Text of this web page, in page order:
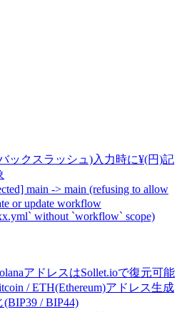
ックスラッシュ)入力時に¥(円)記
main -> main (refusing to allow
or update workflow
without `workflow` scope)
アドレスはSollet.ioで復元可能
/ ETH(Ethereum)アドレス生成
/ BIP44)